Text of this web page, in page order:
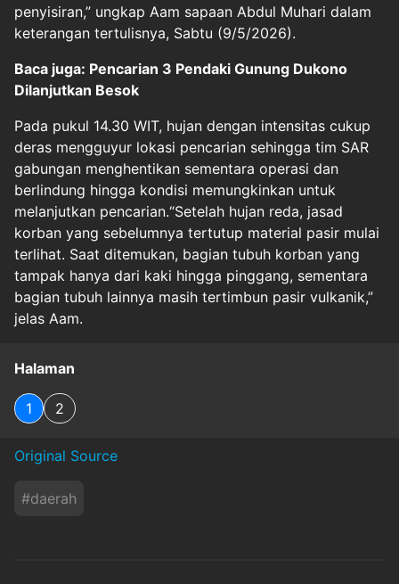
penyisiran,” ungkap Aam sapaan Abdul Muhari dalam
keterangan tertulisnya, Sabtu (9/5/2026).
Baca juga: Pencarian 3 Pendaki Gunung Dukono
Dilanjutkan Besok
Pada pukul 14.30 WIT, hujan dengan intensitas cukup
deras mengguyur lokasi pencarian sehingga tim SAR
gabungan menghentikan sementara operasi dan
berlindung hingga kondisi memungkinkan untuk
melanjutkan pencarian.“Setelah hujan reda, jasad
korban yang sebelumnya tertutup material pasir mulai
terlihat. Saat ditemukan, bagian tubuh korban yang
tampak hanya dari kaki hingga pinggang, sementara
bagian tubuh lainnya masih tertimbun pasir vulkanik,”
jelas Aam.
Halaman
1 2
Original Source
#daerah